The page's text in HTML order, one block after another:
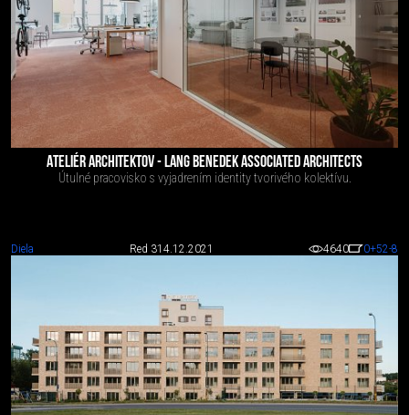
ATELIÉR ARCHITEKTOV - LANG BENEDEK ASSOCIATED ARCHITECTS
Útulné pracovisko s vyjadrením identity tvorivého kolektívu.
Diela Red 314.12.2021 4640 0+52-8